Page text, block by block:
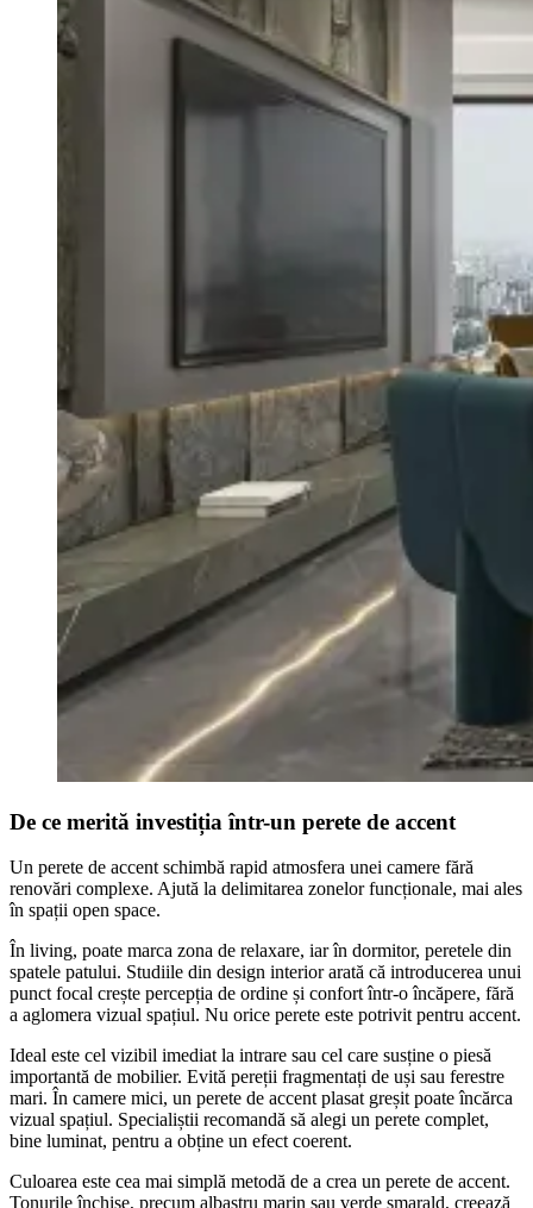
De ce merită investiția într-un perete de accent
Un perete de accent schimbă rapid atmosfera unei camere fără
renovări complexe. Ajută la delimitarea zonelor funcționale, mai ales
în spații open space.
În living, poate marca zona de relaxare, iar în dormitor, peretele din
spatele patului. Studiile din design interior arată că introducerea unui
punct focal crește percepția de ordine și confort într-o încăpere, fără
a aglomera vizual spațiul. Nu orice perete este potrivit pentru accent.
Ideal este cel vizibil imediat la intrare sau cel care susține o piesă
importantă de mobilier. Evită pereții fragmentați de uși sau ferestre
mari. În camere mici, un perete de accent plasat greșit poate încărca
vizual spațiul. Specialiștii recomandă să alegi un perete complet,
bine luminat, pentru a obține un efect coerent.
Culoarea este cea mai simplă metodă de a crea un perete de accent.
Tonurile închise, precum albastru marin sau verde smarald, creează